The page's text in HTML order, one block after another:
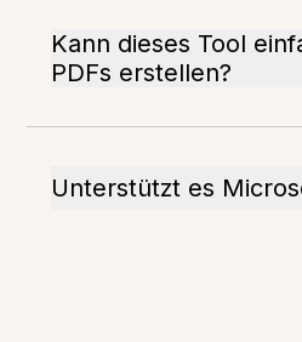
Kann dieses Tool
PDFs erstellen?
Unterstützt es